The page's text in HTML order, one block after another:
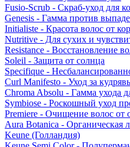
Fusio-Scrub - Скраб-уход для
Genesis - Гамма против
Initialiste - Красота волос от
Nutritive - Для сухих и
Resistance - Восстановление
Soleil - Защита от солнца
Specifique -
Curl Manifesto - Уход за
Chroma Absolu - Гамма ухода
Symbiose - Роскошный уход
Premiere - Очищение волос от
Aura Botanica - Органическая
Keune (Голландия)